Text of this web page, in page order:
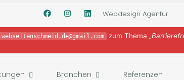
Webdesign Agentur
zum Thema
Branchen Referenzen